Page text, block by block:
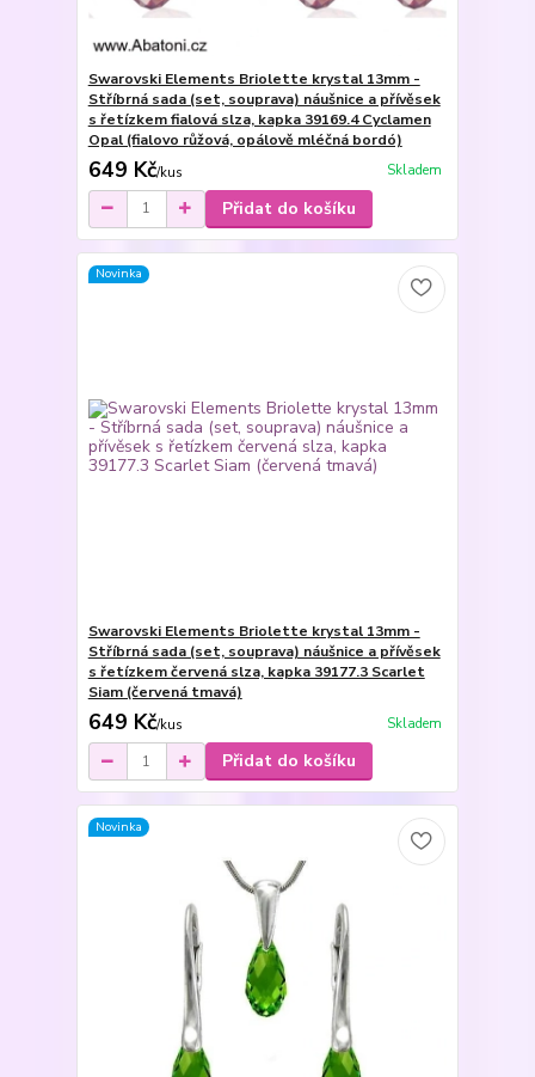
Swarovski Elements Briolette krystal 13mm -
Stříbrná sada (set, souprava) náušnice a přívěsek
s řetízkem fialová slza, kapka 39169.4 Cyclamen
Opal (fialovo růžová, opálově mléčná bordó)
649 Kč/kus Skladem
Přidat do košíku
Novinka
Swarovski Elements Briolette krystal 13mm -
Stříbrná sada (set, souprava) náušnice a přívěsek
s řetízkem červená slza, kapka 39177.3 Scarlet
Siam (červená tmavá)
649 Kč/kus Skladem
Přidat do košíku
Novinka